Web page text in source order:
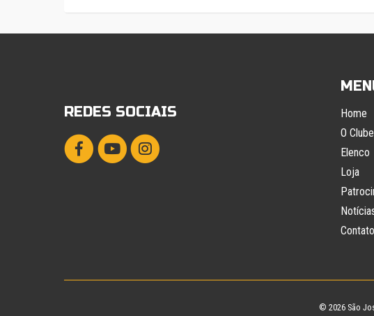
REDES SOCIAIS
Home
O Clube
Elenco
Loja
Contato
© 2026 São